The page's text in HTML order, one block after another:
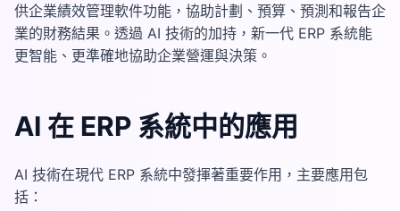
供企業績效管理軟件功能，協助計劃、預算、預測和報告企
業的財務結果。透過 AI 技術的加持，新一代 ERP 系統能
更智能、更準確地協助企業營運與決策。
AI 在 ERP 系統中的應用
AI 技術在現代 ERP 系統中發揮著重要作用，主要應用包
括：